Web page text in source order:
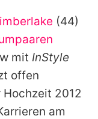
(44)
mit InStyle
offen
Hochzeit 2012
am